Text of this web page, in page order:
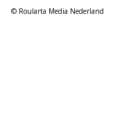
© Roularta Media Nederland